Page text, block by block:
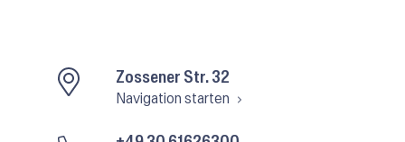
Zossener Str. 32
Navigation starten